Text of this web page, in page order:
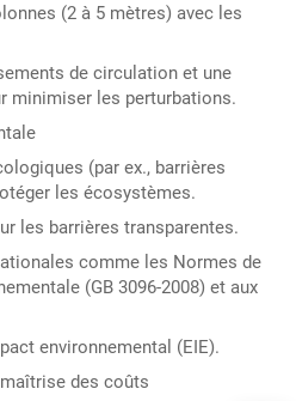
(2 à 5 mètres) avec les
de circulation et une
minimiser les perturbations.
(par ex., barrières
les écosystèmes.
les barrières transparentes.
comme les Normes de
(GB 3096-2008) et aux
environnemental (EIE).
des coûts